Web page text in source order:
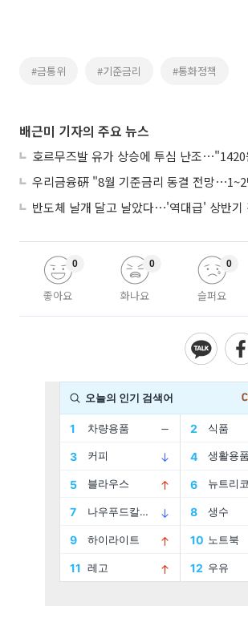
#금통위 #기준금리 #통화정책
배근미 기자의 주요 뉴스
좋아요
0
화나요
0
슬퍼요
0